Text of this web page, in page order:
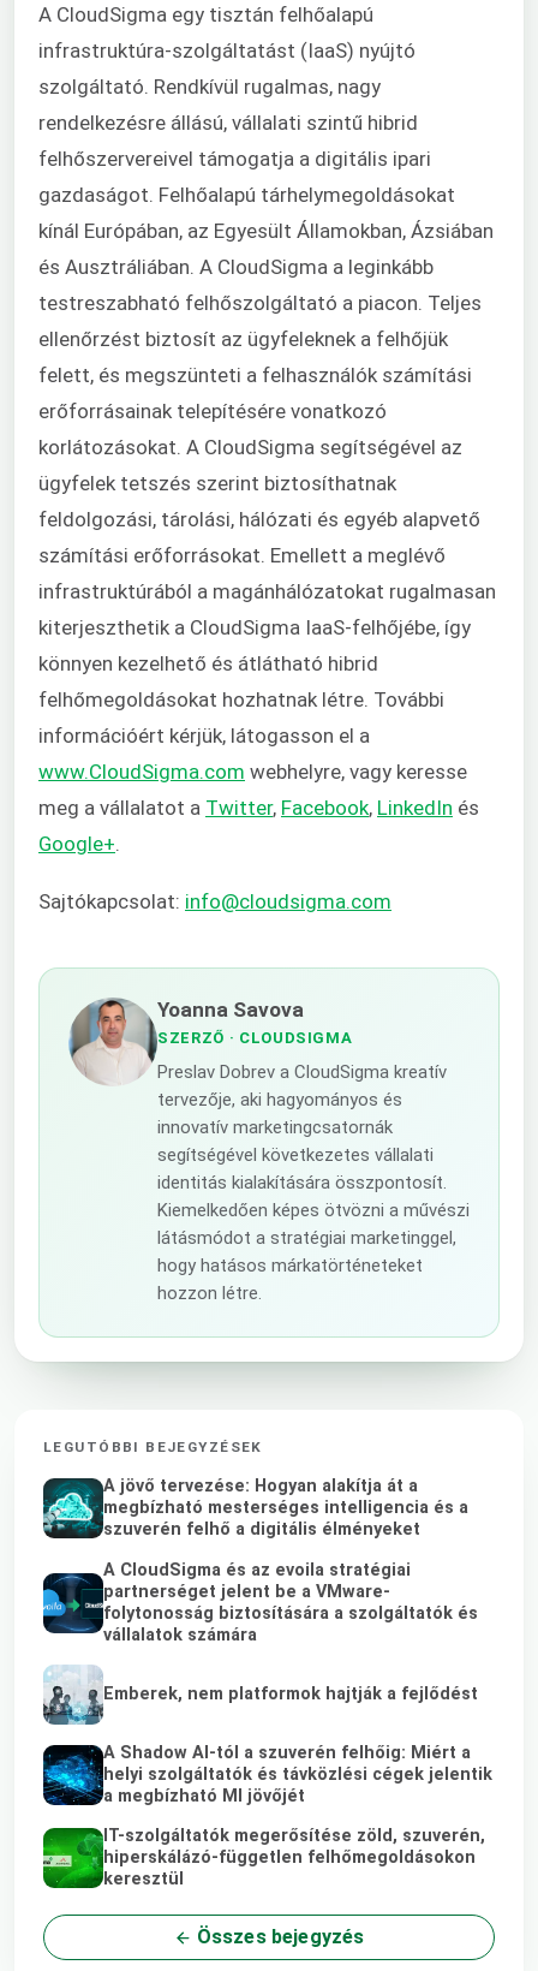
A CloudSigma egy tisztán felhőalapú
infrastruktúra-szolgáltatást (IaaS) nyújtó
szolgáltató. Rendkívül rugalmas, nagy
rendelkezésre állású, vállalati szintű hibrid
felhőszervereivel támogatja a digitális ipari
gazdaságot. Felhőalapú tárhelymegoldásokat
kínál Európában, az Egyesült Államokban, Ázsiában
és Ausztráliában. A CloudSigma a leginkább
testreszabható felhőszolgáltató a piacon. Teljes
ellenőrzést biztosít az ügyfeleknek a felhőjük
felett, és megszünteti a felhasználók számítási
erőforrásainak telepítésére vonatkozó
korlátozásokat. A CloudSigma segítségével az
ügyfelek tetszés szerint biztosíthatnak
feldolgozási, tárolási, hálózati és egyéb alapvető
számítási erőforrásokat. Emellett a meglévő
infrastruktúrából a magánhálózatokat rugalmasan
kiterjeszthetik a CloudSigma IaaS-felhőjébe, így
könnyen kezelhető és átlátható hibrid
felhőmegoldásokat hozhatnak létre. További
információért kérjük, látogasson el a
www.CloudSigma.com webhelyre, vagy keresse
meg a vállalatot a Twitter, Facebook, LinkedIn és
Google+
Sajtókapcsolat: info@cloudsigma.com
Yoanna Savova
SZERZŐ · CLOUDSIGMA
Preslav Dobrev a CloudSigma kreatív
tervezője, aki hagyományos és
innovatív marketingcsatornák
segítségével következetes vállalati
identitás kialakítására összpontosít.
Kiemelkedően képes ötvözni a művészi
látásmódot a stratégiai marketinggel,
hogy hatásos márkatörténeteket
hozzon létre.
LEGUTÓBBI BEJEGYZÉSEK
A jövő tervezése: Hogyan alakítja át a
megbízható mesterséges intelligencia és a
szuverén felhő a digitális élményeket
A CloudSigma és az evoila stratégiai
partnerséget jelent be a VMware-
folytonosság biztosítására a szolgáltatók és
vállalatok számára
Emberek, nem platformok hajtják a fejlődést
A Shadow AI-tól a szuverén felhőig: Miért a
helyi szolgáltatók és távközlési cégek jelentik
a megbízható MI jövőjét
IT-szolgáltatók megerősítése zöld, szuverén,
hiperskálázó-független felhőmegoldásokon
keresztül
Összes bejegyzés